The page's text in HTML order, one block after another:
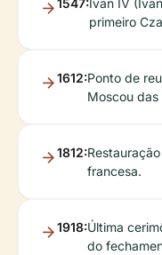
1547:Ivan IV
primeiro
1612:Ponto de
Moscou
1812:
francesa.
1918:Última
do